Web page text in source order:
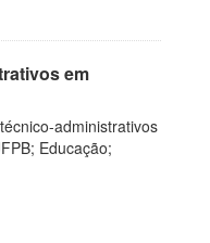
em
administrativos
Educação;